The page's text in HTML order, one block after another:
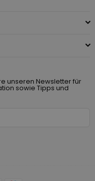
unseren Newsletter für
sowie Tipps und